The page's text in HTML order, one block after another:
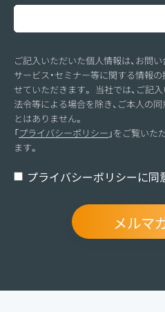
ご記入いただいた個人情報は、お問い
サービス・セミナー等に関する情報
せていただきます。 当社では、ご記
法令等による場合を除き、ご本人の
とはありません。
「プライバシーポリシー 」をご覧いた
ます。
プライバシーポリシーに同